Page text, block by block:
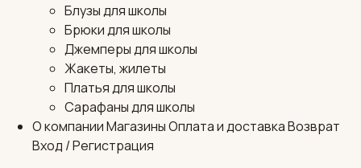
Блузы для школы
Брюки для школы
Джемперы для школы
Жакеты, жилеты
Платья для школы
Сарафаны для школы
О компанииМагазиныОплата и доставкаВозврат
Вход / Регистрация